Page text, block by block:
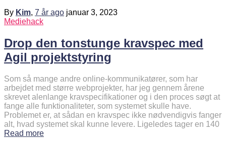
By Kim, 7 år ago januar 3, 2023
Mediehack
Drop den tonstunge kravspec med
Agil projektstyring
Som så mange andre online-kommunikatører, som har
arbejdet med større webprojekter, har jeg gennem årene
skrevet alenlange kravspecifikationer og i den proces søgt at
fange alle funktionaliteter, som systemet skulle have.
Problemet er, at sådan en kravspec ikke nødvendigvis fanger
alt, hvad systemet skal kunne levere. Ligeledes tager en 140
Read more